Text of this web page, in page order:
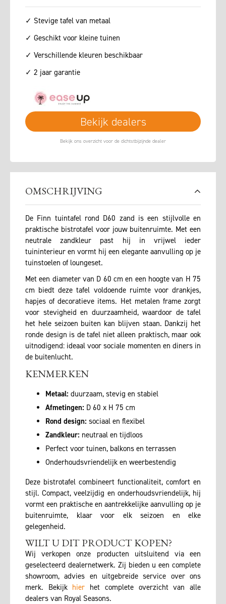
✓ Stevige tafel van metaal
✓ Geschikt voor kleine tuinen
✓ Verschillende kleuren beschikbaar
✓ 2 jaar garantie
Bekijk dealers
OMSCHRIJVING
De Finn tuintafel rond D60 zand is een stijlvolle en
praktische bistrotafel voor jouw buitenruimte. Met een
neutrale zandkleur past hij in vrijwel ieder
tuininterieur en vormt hij een elegante aanvulling op je
tuinstoelen of loungeset.
Met een diameter van D 60 cm en een hoogte van H 75
cm biedt deze tafel voldoende ruimte voor drankjes,
hapjes of decoratieve items. Het metalen frame zorgt
voor stevigheid en duurzaamheid, waardoor de tafel
het hele seizoen buiten kan blijven staan. Dankzij het
ronde design is de tafel niet alleen praktisch, maar ook
uitnodigend: ideaal voor sociale momenten en diners in
de buitenlucht.
KENMERKEN
Metaal: duurzaam, stevig en stabiel
Afmetingen: D 60 x H 75 cm
Rond design: sociaal en flexibel
Zandkleur: neutraal en tijdloos
Perfect voor tuinen, balkons en terrassen
Onderhoudsvriendelijk en weerbestendig
Deze bistrotafel combineert functionaliteit, comfort en
stijl. Compact, veelzijdig en onderhoudsvriendelijk, hij
vormt een praktische en aantrekkelijke aanvulling op je
buitenruimte, klaar voor elk seizoen en elke
gelegenheid.
WILT U DIT PRODUCT KOPEN?
Wij verkopen onze producten uitsluitend via een
geselecteerd dealernetwerk. Zij bieden u een complete
showroom, advies en uitgebreide service over ons
merk. Bekijk hier het complete overzicht van alle
dealers van Royal Seasons.